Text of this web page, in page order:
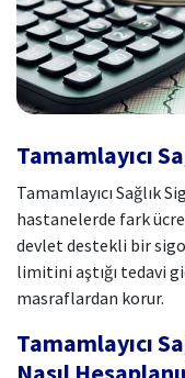
Tamamlayıcı
Tamamlayıcı Sağlık
hastanelerde fark
devlet destekli bir
limitini aştığı tedavi
masraflardan korur.
Tamamlayıcı